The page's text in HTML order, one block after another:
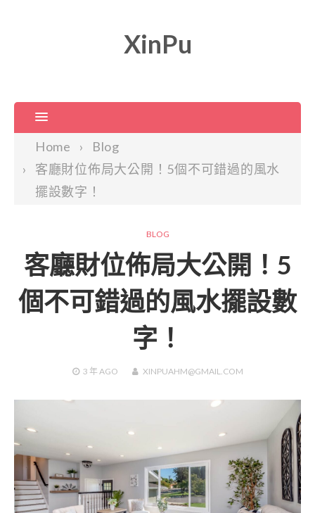
XinPu
Home
Blog
客廳財位佈局大公開！5個不可錯過的風水
擺設數字！
BLOG
客廳財位佈局大公開！5
個不可錯過的風水擺設數
字！
3 年AGO XINPUAHM@GMAIL.COM